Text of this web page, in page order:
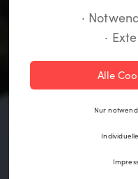
Registrieren
·
·
Alle
Nur